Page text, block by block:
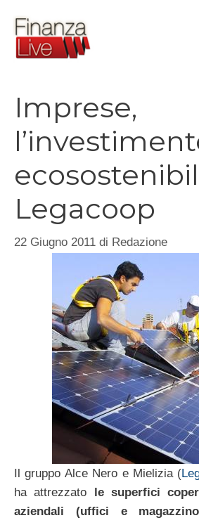
contenuto
Imprese,
Legacoop
22 Giugno 2011 di Redazione
Il gruppo Alce Nero e Mielizia (
ha attrezzato le superfici
aziendali (uffici e